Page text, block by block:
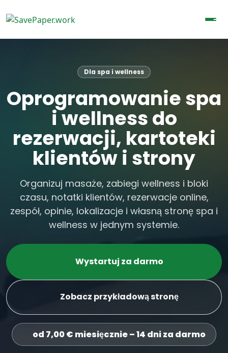
Dla spa i wellness
Oprogramowanie spa
i wellness do
rezerwacji, kartoteki
klientów i strony
Organizuj masaże, zabiegi wellness i bloki
czasu, notatki klientów, rezerwacje online,
zespół, opinie, lokalizacje i własną stronę spa i
wellness w jednym systemie.
Wystartuj za darmo
Zobacz przykładową stronę
od 7,00 € miesięcznie – 14 dni za darmo